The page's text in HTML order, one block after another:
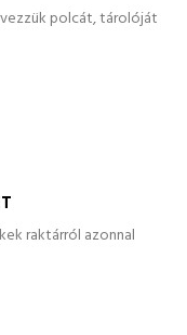
polcát, tárolóját
raktárról azonnal